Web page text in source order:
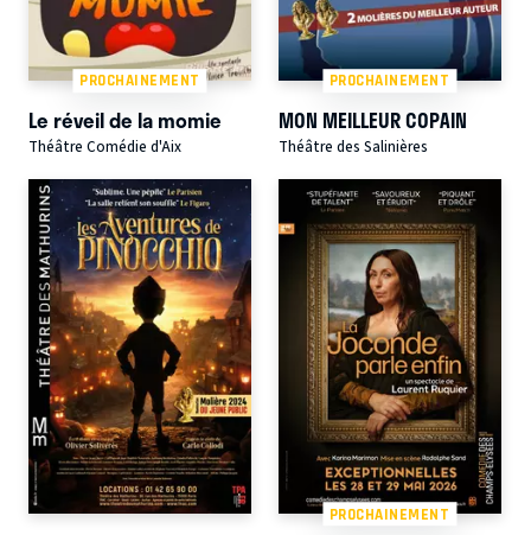
PROCHAINEMENT
Le réveil de la momie
Théâtre Comédie d'Aix
PROCHAINEMENT
MON MEILLEUR COPAIN
Théâtre des Salinières
PROCHAINEMENT